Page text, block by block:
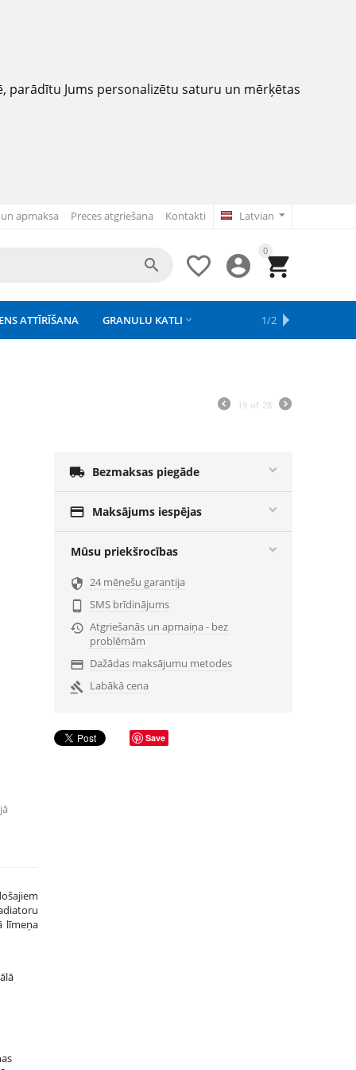
parādītu Jums personalizētu saturu un mērķētas
Latvian
apmaksa Preces atgriešana Kontakti
0




ATTĪRĪŠANA GRANULU KATLI  APSAISTE
REZERVES DAĻAS
APGAISMOJUMS
1/2
19 of 28
 Bezmaksas piegāde
 Maksājums iespējas
Mūsu priekšrocības
 24 mēnešu garantija

SMS brīdinājums
 Atgriešanās un apmaiņa - bez
problēmām
 Dažādas maksājumu metodes
 Labākā cena
Save
līmeņa